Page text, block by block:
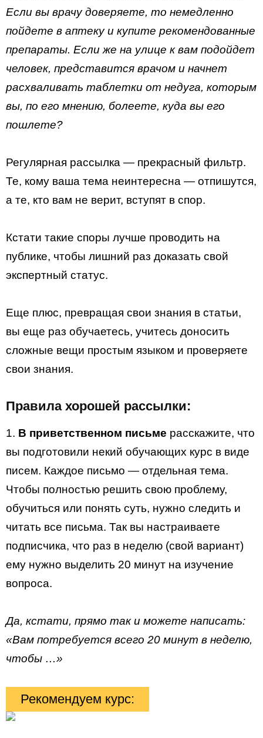
Если вы врачу доверяете, то немедленно
пойдете в аптеку и купите рекомендованные
препараты. Если же на улице к вам подойдет
человек, представится врачом и начнет
расхваливать таблетки от недуга, которым
вы, по его мнению, болеете, куда вы его
пошлете?
Регулярная рассылка — прекрасный фильтр.
Те, кому ваша тема неинтересна — отпишутся,
а те, кто вам не верит, вступят в спор.
Кстати такие споры лучше проводить на
публике, чтобы лишний раз доказать свой
экспертный статус.
Еще плюс, превращая свои знания в статьи,
вы еще раз обучаетесь, учитесь доносить
сложные вещи простым языком и проверяете
свои знания.
Правила хорошей рассылки:
1. В приветственном письме расскажите, что
вы подготовили некий обучающих курс в виде
писем. Каждое письмо — отдельная тема.
Чтобы полностью решить свою проблему,
обучиться или понять суть, нужно следить и
читать все письма. Так вы настраиваете
подписчика, что раз в неделю (свой вариант)
ему нужно выделить 20 минут на изучение
вопроса.
Да, кстати, прямо так и можете написать:
«Вам потребуется всего 20 минут в неделю,
чтобы …»
Рекомендуем курс: